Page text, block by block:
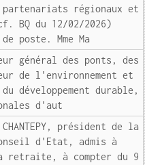
partenariats régionaux et
BQ du 12/02/2026)
poste. Mme Ma
général des ponts, des
de l'environnement et
développement durable,
d'aut
président de la
d'Etat, admis à
à compter du 9